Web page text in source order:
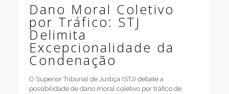
Dano Moral Coletivo
por Tráfico: STJ
Delimita
Excepcionalidade da
Condenação
O Superior Tribunal de Justiça (STJ) debate a
possibilidade de dano moral coletivo por tráfico de